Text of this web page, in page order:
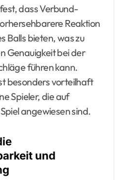
dass Verbund-
Reaktion
Balls bieten, was zu
Genauigkeit bei der
führen kann.
besonders vorteilhaft
Spieler, die auf
angewiesen sind.
und